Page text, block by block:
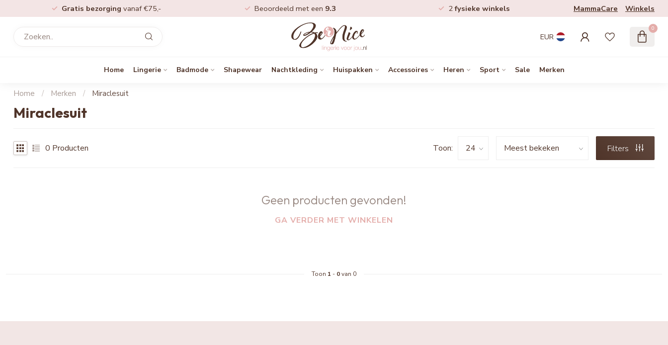
Gratis bezorging vanaf €75,- Beoordeeld met een 9.3 2fysieke winkels MammaCare Winkels
EUR
0
Home Lingerie Badmode Shapewear Nachtkleding Huispakken Accessoires Heren Sport Sale Merken
Home / Merken / Miraclesuit
Miraclesuit
0 Producten Toon: Filters
Geen producten gevonden!
GA VERDER MET WINKELEN
Toon 1 - 0van 0